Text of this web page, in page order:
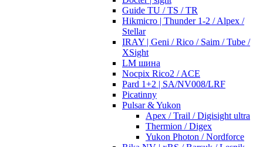
Guide TU / TS / TR
Hikmicro | Thunder 1-2 / Alpex /
Stellar
IRAY | Geni / Rico / Saim / Tube /
XSight
LM шина
Nocpix Rico2 / ACE
Pard 1+2 | SA/NV008/LRF
Picatinny
Pulsar & Yukon
Apex / Trail / Digisight ultra
Thermion / Digex
Yukon Photon / Nordforce